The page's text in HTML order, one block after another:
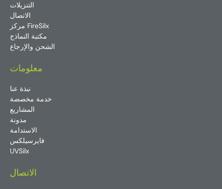
التنزيلات
الاتصال
مركز FireSilx
مكتبة النماذج
الشحن والإرجاع
معلومات
نبذة عنا
خدمة مخصصة
المشاريع
مدونة
الاستدامة
فايرسيلكس
UVSilx
الاتصال